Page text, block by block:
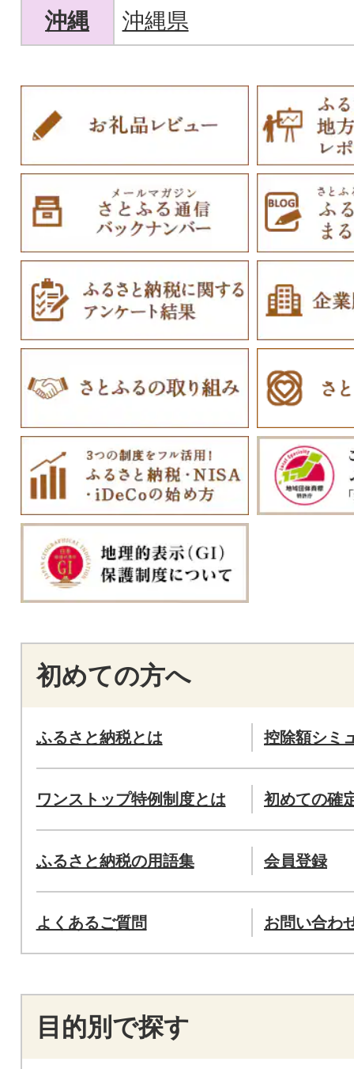
沖縄
沖縄県
初めての方へ
ふるさと納税とは 控除額シミ
ワンストップ特例制度とは 初めての確
ふるさと納税の用語集 会員登録
よくあるご質問 お問い合わ
目的別で探す